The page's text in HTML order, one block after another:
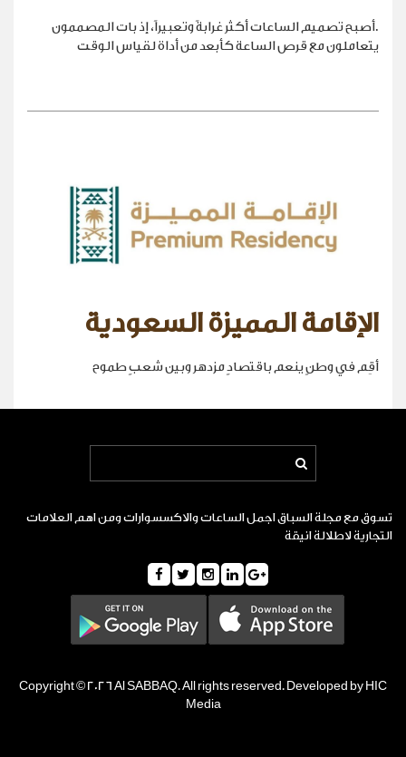
.أصبح تصميم الساعات أكثر غرابةً وتعبيراً، إذ بات المصممون
يتعاملون مع قرص الساعة كأبعد من أداة لقياس الوقت
الإقامة المميزة السعودية
أقِم في وطنٍ ينعم باقتصادٍ مزدهر وبين شعبٍ طموح
تسوق مع مجلة السباق اجمل الساعات والاكسسوارات ومن اهم العلامات
التجارية لاطلالة انيقة
Copyright © 2026 Al SABBAQ. All rights reserved. Developed by HIC
Media